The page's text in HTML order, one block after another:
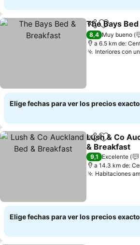
Compartir
Agregar
The Bays
8,4 Muy bueno
a 6.5 km de:
Interiores con
Elige fechas para ver los precios
Compartir
Agregar
Lush & Co
& Breakfast
Ver precios
9,1 Excelente
a 14.3 km de:
Habitaciones
Elige fechas para ver los precios